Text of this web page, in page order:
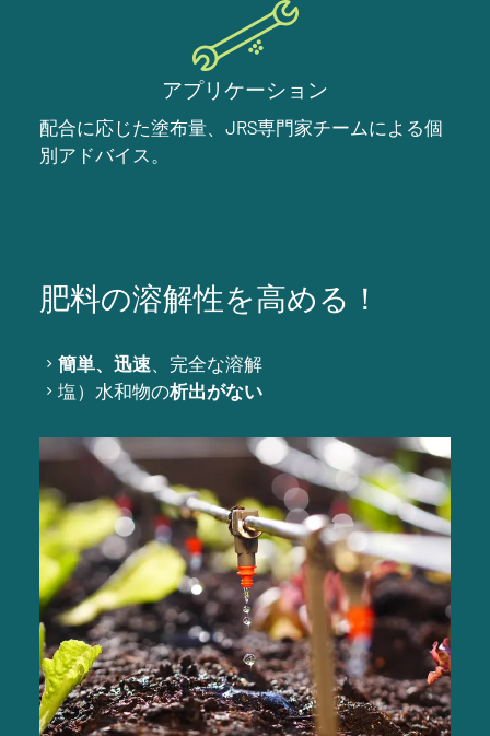
アプリケーション
配合に応じた塗布量、JRS専門家チームによる個
別アドバイス。
肥料の溶解性を高める！
簡単、迅速、完全な溶解
塩）水和物の析出がない